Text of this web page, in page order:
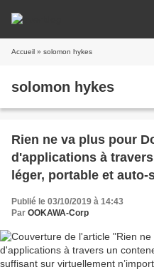
Accueil » solomon hykes
solomon hykes
Rien ne va plus pour
d'applications à
léger, portable et
virtuellement
Publié le 03/10/2019 à 14:43
Par OOKAWA-Corp